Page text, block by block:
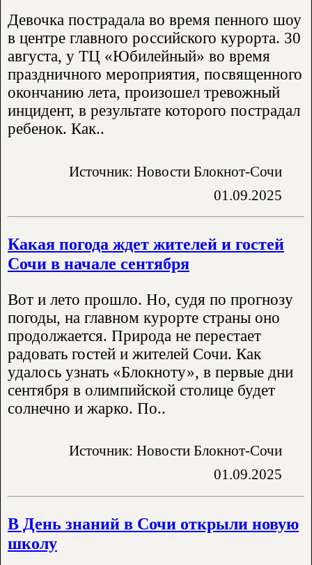
Девочка пострадала во время пенного шоу
в центре главного российского курорта. 30
августа, у ТЦ «Юбилейный» во время
праздничного мероприятия, посвященного
окончанию лета, произошел тревожный
инцидент, в результате которого пострадал
ребенок. Как..
Источник: Новости Блокнот-Сочи
01.09.2025
Какая погода ждет жителей и гостей
Сочи в начале сентября
Вот и лето прошло. Но, судя по прогнозу
погоды, на главном курорте страны оно
продолжается. Природа не перестает
радовать гостей и жителей Сочи. Как
удалось узнать «Блокноту», в первые дни
сентября в олимпийской столице будет
солнечно и жарко. По..
Источник: Новости Блокнот-Сочи
01.09.2025
В День знаний в Сочи открыли новую
школу